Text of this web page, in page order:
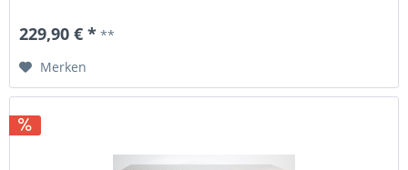
vielseitige Nutzung für verschiedene...
229,90 € * **
Merken